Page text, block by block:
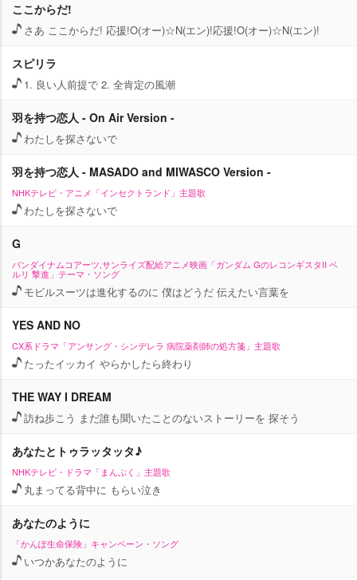
ここからだ!
さあ ここからだ! 応援!O(オー)☆N(エン)!応援!O(オー)☆N(エン)!
スピリラ
1. 良い人前提で 2. 全肯定の風潮
羽を持つ恋人 - On Air Version -
わたしを探さないで
羽を持つ恋人 - MASADO and MIWASCO Version -
NHKテレビ・アニメ「インセクトランド」主題歌
わたしを探さないで
G
バンダイナムコアーツ,サンライズ配給アニメ映画「ガンダム GのレコンギスタII ベ
ルリ 撃進」テーマ・ソング
モビルスーツは進化するのに 僕はどうだ 伝えたい言葉を
YES AND NO
CX系ドラマ「アンサング・シンデレラ 病院薬剤師の処方箋」主題歌
たったイッカイ やらかしたら終わり
THE WAY I DREAM
訪ね歩こう まだ誰も聞いたことのないストーリーを 探そう
あなたとトゥラッタッタ♪
NHKテレビ・ドラマ「まんぷく」主題歌
丸まってる背中に もらい泣き
あなたのように
「かんぽ生命保険」キャンペーン・ソング
いつかあなたのように